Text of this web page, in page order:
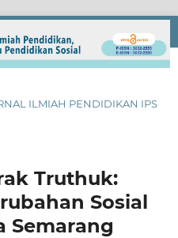
ILMIAH PENDIDIKAN IPS
Truthuk:
Sosial
Semarang